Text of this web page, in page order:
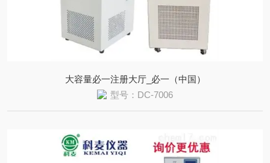
大容量必一注册大厅_必一（中国）
型号：DC-7006